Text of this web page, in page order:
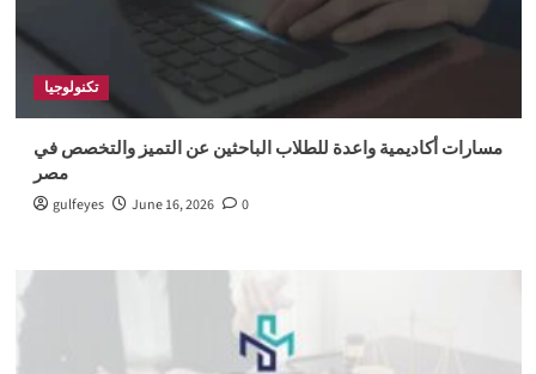
تكنولوجيا
مسارات أكاديمية واعدة للطلاب الباحثين عن التميز والتخصص في
مصر
gulfeyes June 16, 2026 0